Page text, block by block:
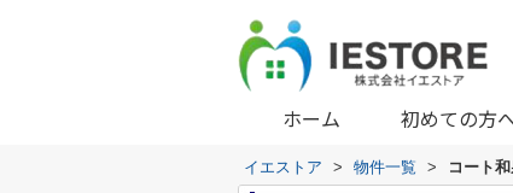
ホーム 初めての方
イエストア > 物件一覧 > コート